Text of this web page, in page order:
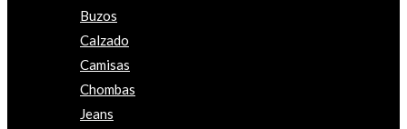
Buzos
Calzado
Camisas
Chombas
Jeans